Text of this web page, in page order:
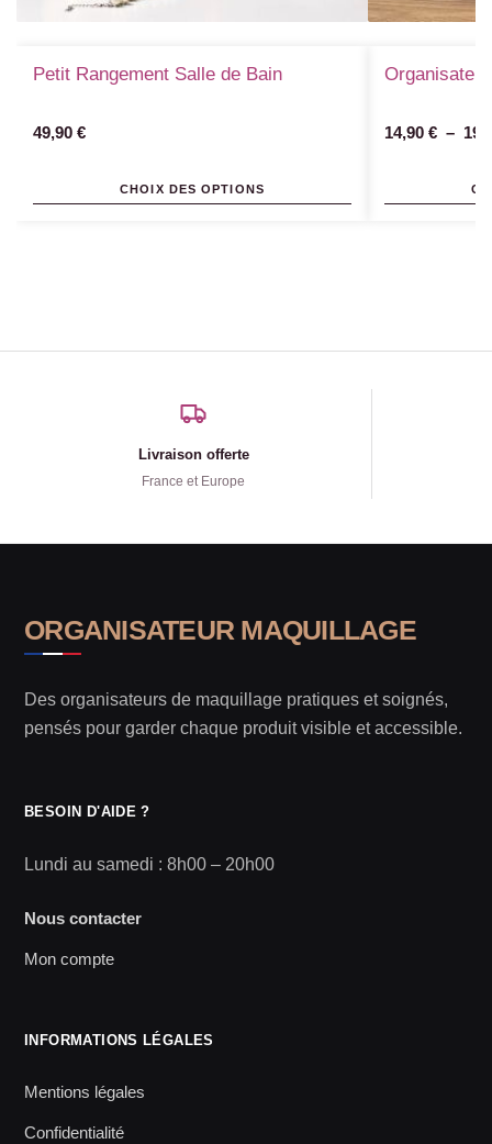
Petit Rangement Salle de Bain
49,90 €
CHOIX DES OPTIONS
14,90 € –
Livraison offerte
France et Europe
ORGANISATEUR MAQUILLAGE
Des organisateurs de maquillage pratiques et soignés,
pensés pour garder chaque produit visible et accessible.
BESOIN D'AIDE ?
Lundi au samedi : 8h00 – 20h00
Nous contacter
Mon compte
INFORMATIONS LÉGALES
Mentions légales
Confidentialité